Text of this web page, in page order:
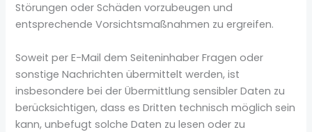
Störungen oder Schäden vorzubeugen und
entsprechende Vorsichtsmaßnahmen zu ergreifen.
Soweit per E-Mail dem Seiteninhaber Fragen oder
sonstige Nachrichten übermittelt werden, ist
insbesondere bei der Übermittlung sensibler Daten zu
berücksichtigen, dass es Dritten technisch möglich sein
kann, unbefugt solche Daten zu lesen oder zu